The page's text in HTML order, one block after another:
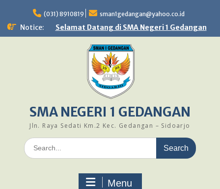
content
(031) 8910819 sman1gedangan@yahoo.co.id
Notice: Selamat Datang di SMA Negeri 1 Gedangan
SMA NEGERI 1 GEDANGAN
Jln. Raya Sedati Km.2 Kec. Gedangan – Sidoarjo
Search
for:
Menu